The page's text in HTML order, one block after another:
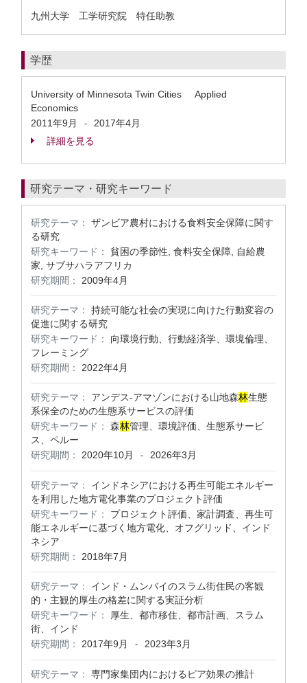
九州大学 工学研究院 特任助教
学歴
University of Minnesota Twin Cities Applied
Economics
2011年9月
-
2017年4月
詳細を見る
研究テーマ・研究キーワード
研究テーマ：
ザンビア農村における食料安全保障に関す
る研究
研究キーワード：
貧困の季節性, 食料安全保障, 自給農
家, サブサハラアフリカ
研究期間：
2009年4月
研究テーマ：
持続可能な社会の実現に向けた行動変容の
促進に関する研究
研究キーワード：
向環境行動、行動経済学、環境倫理、
フレーミング
研究期間：
2022年4月
研究テーマ： アンデス-アマゾンにおける山地森林生態
系保全のための生態系サービスの評価
研究キーワード：
森林管理、環境評価、生態系サービ
ス、ペルー
研究期間：
2020年10月 - 2026年3月
研究テーマ：
インドネシアにおける再生可能エネルギー
を利用した地方電化事業のプロジェクト評価
研究キーワード：
プロジェクト評価、家計調査、再生可
能エネルギーに基づく地方電化、オフグリッド、インド
ネシア
研究期間：
2018年7月
研究テーマ：
インド・ムンバイのスラム街住民の客観
的・主観的厚生の格差に関する実証分析
研究キーワード：
厚生、都市移住、都市計画、スラム
街、インド
研究期間：
2017年9月 - 2023年3月
研究テーマ：
専門家集団内におけるピア効果の推計